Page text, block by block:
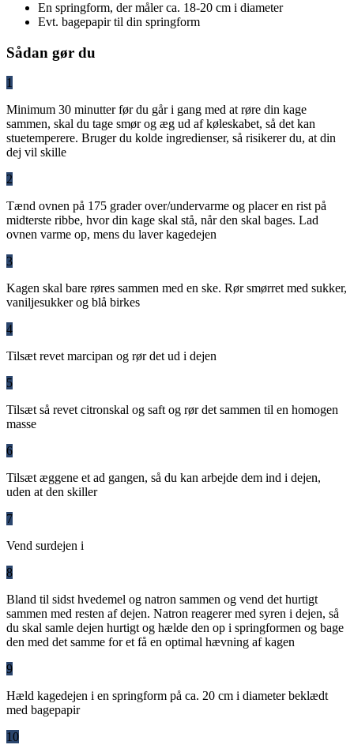
En springform, der måler ca. 18-20 cm i diameter
Evt. bagepapir til din springform
Sådan gør du
1
Minimum 30 minutter før du går i gang med at røre din kage
sammen, skal du tage smør og æg ud af køleskabet, så det kan
stuetemperere. Bruger du kolde ingredienser, så risikerer du, at din
dej vil skille
2
Tænd ovnen på 175 grader over/undervarme og placer en rist på
midterste ribbe, hvor din kage skal stå, når den skal bages. Lad
ovnen varme op, mens du laver kagedejen
3
Kagen skal bare røres sammen med en ske. Rør smørret med sukker,
vaniljesukker og blå birkes
4
Tilsæt revet marcipan og rør det ud i dejen
5
Tilsæt så revet citronskal og saft og rør det sammen til en homogen
masse
6
Tilsæt æggene et ad gangen, så du kan arbejde dem ind i dejen,
uden at den skiller
7
Vend surdejen i
8
Bland til sidst hvedemel og natron sammen og vend det hurtigt
sammen med resten af dejen. Natron reagerer med syren i dejen, så
du skal samle dejen hurtigt og hælde den op i springformen og bage
den med det samme for et få en optimal hævning af kagen
9
Hæld kagedejen i en springform på ca. 20 cm i diameter beklædt
med bagepapir
10